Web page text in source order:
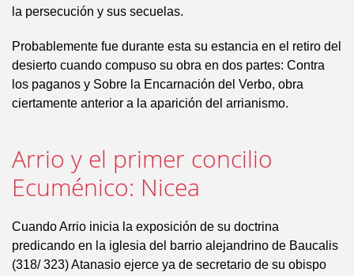
la persecución y sus secuelas.
Probablemente fue durante esta su estancia en el retiro del
desierto cuando compuso su obra en dos partes: Contra
los paganos y Sobre la Encarnación del Verbo, obra
ciertamente anterior a la aparición del arrianismo.
Arrio y el primer concilio
Ecuménico: Nicea
Cuando Arrio inicia la exposición de su doctrina
predicando en la iglesia del barrio alejandrino de Baucalis
(318/ 323) Atanasio ejerce ya de secretario de su obispo